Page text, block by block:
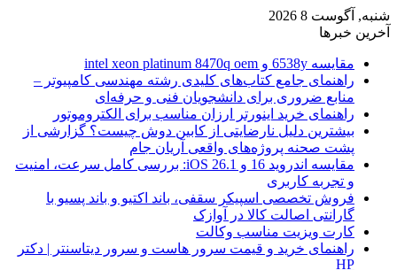
شنبه, آگوست 8 2026
آخرین خبرها
مقایسه 6538y و intel xeon platinum 8470q oem
راهنمای جامع کتاب‌های کلیدی رشته مهندسی کامپیوتر –
منابع ضروری برای دانشجویان فنی و حرفه‌ای
راهنمای خرید اینورتر ارزان مناسب برای الکتروموتور
بیشترین دلیل نارضایتی از کابین دوش چیست؟ گزارشی از
پشت صحنه پروژه‌های واقعی آریان جام
مقایسه اندروید 16 و iOS 26.1: بررسی کامل سرعت، امنیت
و تجربه کاربری
فروش تخصصی اسپیکر سقفی، باند اکتیو و باند پسیو با
گارانتی اصالت کالا در آوازک
کارت ویزیت مناسب وکالت
راهنمای خرید و قیمت سرور هاست و سرور دیتاسنتر | دکتر
HP